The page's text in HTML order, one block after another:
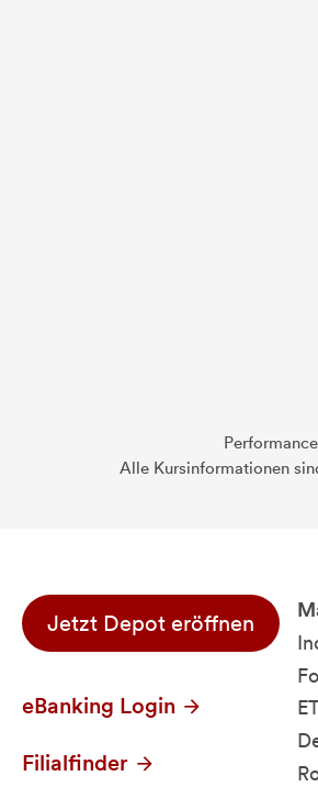
Alle Kursinformationen
Jetzt Depot eröffnen
eBanking Login
Filialfinder